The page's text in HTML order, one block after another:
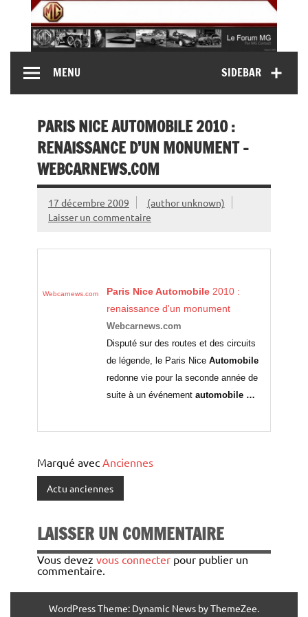
content
MG Contact
MG B, MG F, MG A, Midget…)SIDEBAR
MENU
PARIS NICE AUTOMOBILE 2010 :
RENAISSANCE D’UN MONUMENT –
WEBCARNEWS.COM
17 décembre 2009
(author unknown)
Laisser un commentaire
Webcarnews.com Paris NiceAutomobile 2010 :
renaissance d'un monument
Webcarnews.com
Disputé sur des routes et des circuits
de légende, le Paris NiceAutomobile
redonne vie pour la seconde année de
suite à un événementautomobile …
Marqué avec Anciennes
Actu anciennes
LAISSER UN COMMENTAIRE
Vous devez vous connecter pour publier un
commentaire.
WordPress Theme: Dynamic News by ThemeZee.